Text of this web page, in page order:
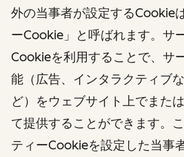
外の当事者が設定するCookie
ーCookie」と呼ばれます。サ
Cookieを利用することで、サ
能（広告、インタラクティブ
ど）をウェブサイト上でまた
て提供することができます。
ティーCookieを設定した当事